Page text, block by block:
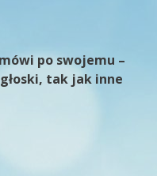
po swojemu –
tak jak inne